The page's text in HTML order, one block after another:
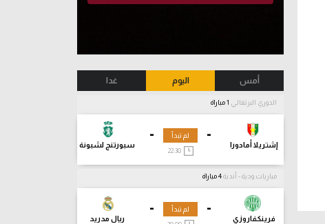
أمس اليوم غدا
الدوري البرتغالي
-
إشتريلا أمادورا
-
سبورتنج لشبونة
لم تبدأ
22:30
مباريات ودية - أندية
-
فرينكفاروزي
-
ريال مدريد
لم تبدأ